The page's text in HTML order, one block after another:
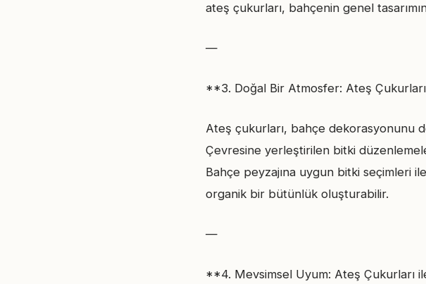
ateş çukurları, bahçenin genel
—
**3. Doğal Bir Atmosfer: Ateş
Ateş çukurları, bahçe dekorasyonunu
Çevresine yerleştirilen bitki
Bahçe peyzajına uygun bitki seçimleri
organik bir bütünlük oluşturabilir.
—
**4. Mevsimsel Uyum: Ateş Çukurları